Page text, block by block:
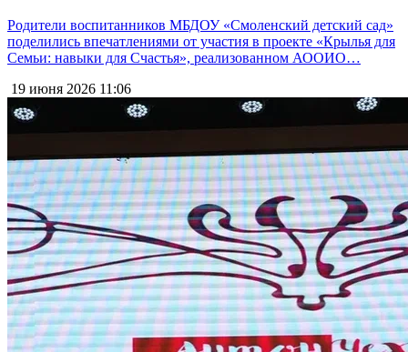
Родители воспитанников МБДОУ «Смоленский детский сад»
поделились впечатлениями от участия в проекте «Крылья для
Семьи: навыки для Счастья», реализованном АООИО…
19 июня 2026 11:06